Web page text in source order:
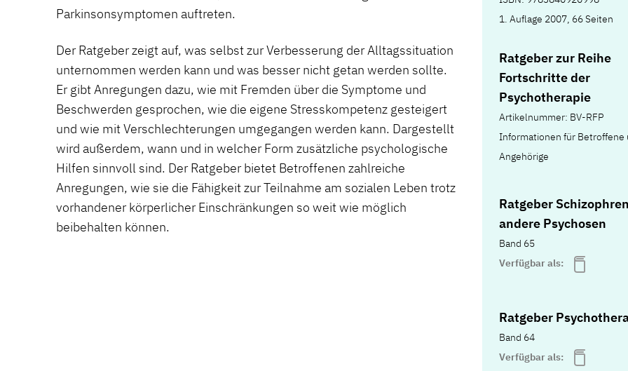
1. Auflage 2007, 66 Seiten
Ratgeber zur Reihe
Fortschritte der
Psychotherapie
Artikelnummer: BV-RFP
Informationen für Betroffene
Angehörige
Ratgeber
andere Psychosen
Band 65
Verfügbar als:
Ratgeber
Band 64
Verfügbar als:
Parkinsonsymptomen auftreten.
Der Ratgeber zeigt auf, was selbst zur Verbesserung der Alltagssituation
unternommen werden kann und was besser nicht getan werden sollte.
Er gibt Anregungen dazu, wie mit Fremden über die Symptome und
Beschwerden gesprochen, wie die eigene Stresskompetenz gesteigert
und wie mit Verschlechterungen umgegangen werden kann. Dargestellt
wird außerdem, wann und in welcher Form zusätzliche psychologische
Hilfen sinnvoll sind. Der Ratgeber bietet Betroffenen zahlreiche
Anregungen, wie sie die Fähigkeit zur Teilnahme am sozialen Leben trotz
vorhandener körperlicher Einschränkungen so weit wie möglich
beibehalten können.